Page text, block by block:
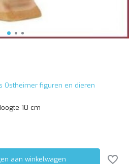
Ostheimer figuren en dieren
10 cm
aan winkelwagen